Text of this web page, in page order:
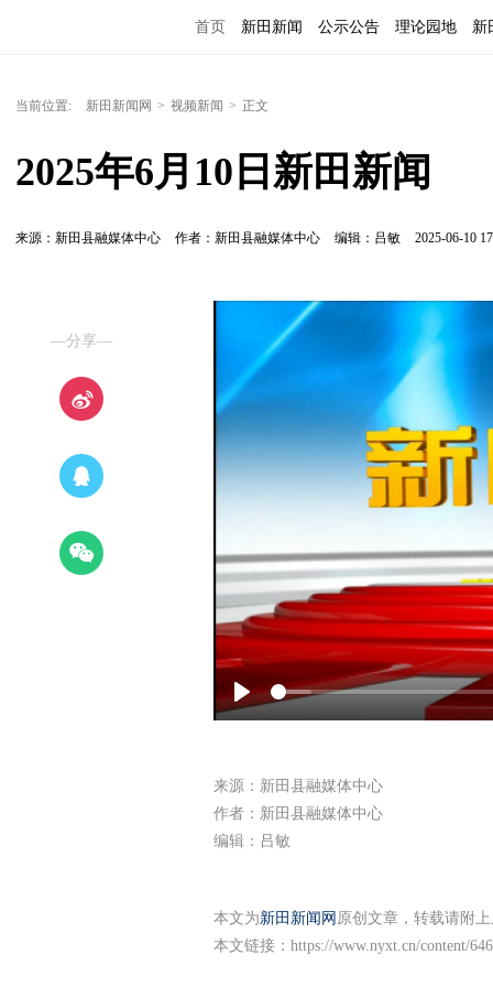
首页 新田新闻 公示公告 理论园地 新
当前位置: 新田新闻网 > 视频新闻 > 正文
2025年6月10日新田新闻
来源：新田县融媒体中心 作者：新田县融媒体中心 编辑：吕敏 2025-06-10
—分享—
Play
来源：新田县融媒体中心
作者：新田县融媒体中心
编辑：吕敏
本文为新田新闻网 原创文章，转载请附
本文链接： https://www.nyxt.cn/content/